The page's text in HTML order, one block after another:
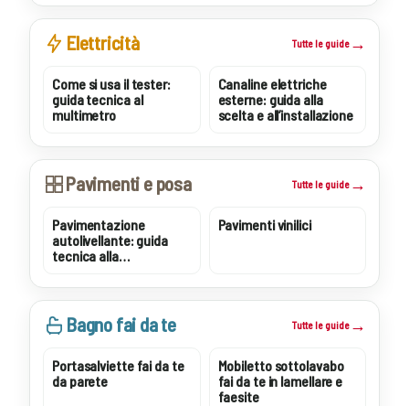
Elettricità Tutte le guide
Come si usa il tester:
guida tecnica al
multimetro
Canaline elettriche
esterne: guida alla
scelta e all’installazione
Pavimenti e posa Tutte le guide
Pavimentazione
autolivellante: guida
tecnica alla
Pavimenti vinilici
Bagno fai da te Tutte le guide
Portasalviette fai da te
da parete
Mobiletto sottolavabo
fai da te in lamellare e
faesite